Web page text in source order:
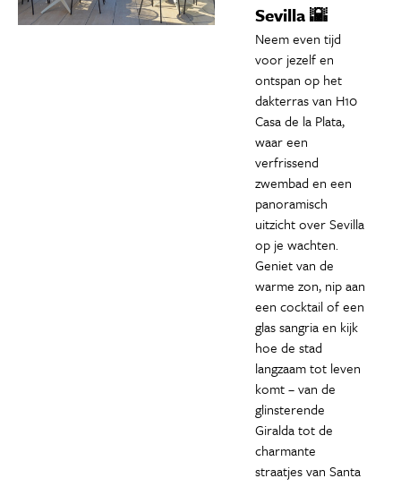
Sevilla 🌇
Neem even tijd
voor jezelf en
ontspan op het
dakterras van H10
Casa de la Plata,
waar een
verfrissend
zwembad en een
panoramisch
uitzicht over Sevilla
op je wachten.
Geniet van de
warme zon, nip aan
een cocktail of een
glas sangria en kijk
hoe de stad
langzaam tot leven
komt – van de
glinsterende
Giralda tot de
charmante
straatjes van Santa